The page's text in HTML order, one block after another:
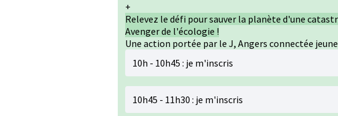
+
Relevez le défi pour sauver la planète d'une
Avenger de l'écologie !
Une action portée par le J, Angers connectée
10h - 10h45 : je m'inscris
10h45 - 11h30 : je m'inscris